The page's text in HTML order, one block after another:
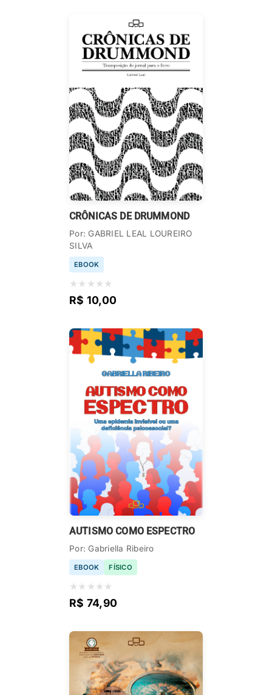
CRÔNICAS DE DRUMMOND
Por: GABRIEL LEAL LOUREIRO
SILVA
EBOOK
★ ★ ★ ★ ★
R$ 10,00
AUTISMO COMO ESPECTRO
Por: Gabriella Ribeiro
EBOOK FÍSICO
★ ★ ★ ★ ★
R$ 74,90